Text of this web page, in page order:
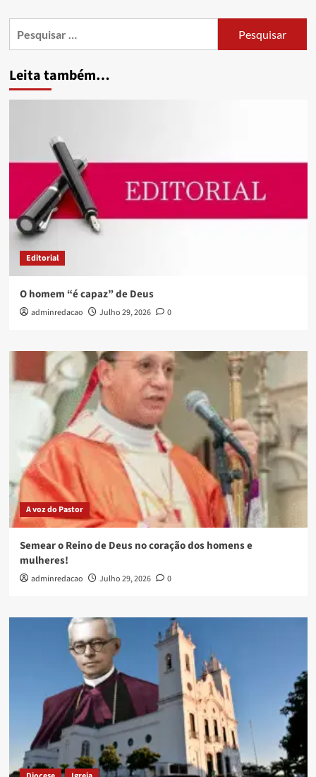
Leita também…
Editorial
O homem “é capaz” de Deus
adminredacao Julho 29, 2026 0
A voz do Pastor
Semear o Reino de Deus no coração dos homens e
mulheres!
adminredacao Julho 29, 2026 0